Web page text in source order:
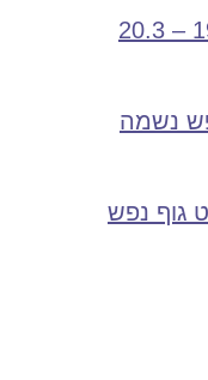
נשמה
גוף נפש